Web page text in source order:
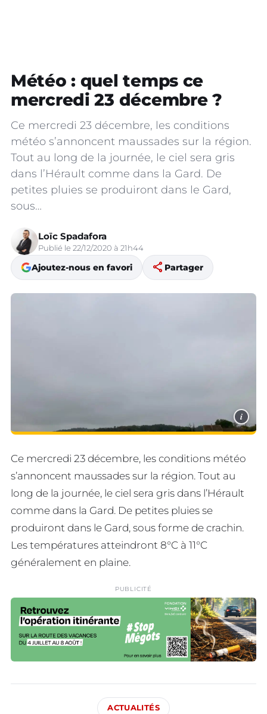
Météo : quel temps ce
mercredi 23 décembre ?
Ce mercredi 23 décembre, les conditions
météo s’annoncent maussades sur la région.
Tout au long de la journée, le ciel sera gris
dans l’Hérault comme dans la Gard. De
petites pluies se produiront dans le Gard,
sous…
Loïc Spadafora
Publié le 22/12/2020 à 21h44
Ajoutez-nous en favori share Partager
i
Ce mercredi 23 décembre, les conditions météo
s’annoncent maussades sur la région. Tout au
long de la journée, le ciel sera gris dans l’Hérault
comme dans la Gard. De petites pluies se
produiront dans le Gard, sous forme de crachin.
Les températures atteindront 8°C à 11°C
généralement en plaine.
PUBLICITÉ
ACTUALITÉS